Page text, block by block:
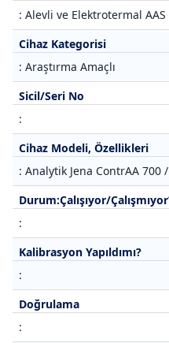
: Alevli ve Elektrotermal AAS
Cihaz Kategorisi
: Araştırma Amaçlı
Sicil/Seri No
:
Cihaz Modeli, Özellikleri
: Analytik Jena ContrAA 700
Durum:Çalışıyor/
:
Kalibrasyon Yapıldımı?
:
Doğrulama
: